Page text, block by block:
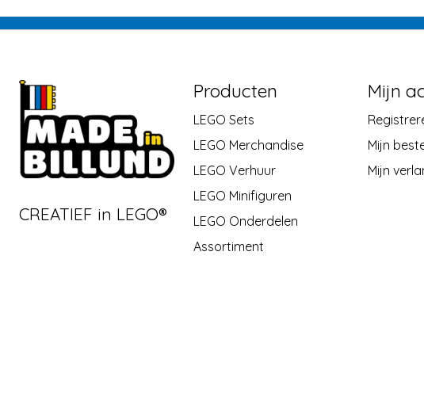
CREATIEF in LEGO®
Producten
LEGO Sets
LEGO Merchandise
LEGO Verhuur
LEGO Minifiguren
LEGO Onderdelen
Assortiment
Mijn
Mijn
Mijn